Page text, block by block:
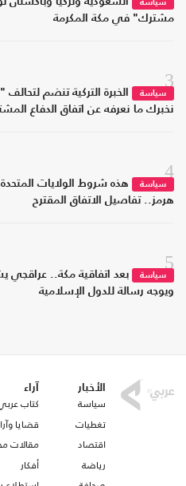
سياسة
مشترك" في مكة المكرمة
3
سياسة
الخبرة التركية تنضم
نخبرك ما نعرفه عن اتفاق الدفاع
4
سياسة
هذه شروط الولايات
هرمز.. تفاصيل الاتفاق المقترح
5
سياسة
بعد اتفاقية مكة.. عراقجي
ويوجه رسالة للدول الإسلامية
الأخبار
سياسة
تغطيات
اقتصاد
رياضة
آراء
كتاب
قضايا
مقالات
أفكار